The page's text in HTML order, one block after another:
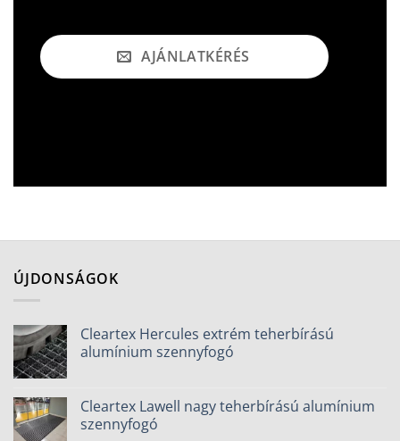
AJÁNLATKÉRÉS
ÚJDONSÁGOK
Cleartex Hercules extrém teherbírású
alumínium szennyfogó
Cleartex Lawell nagy teherbírású alumínium
szennyfogó